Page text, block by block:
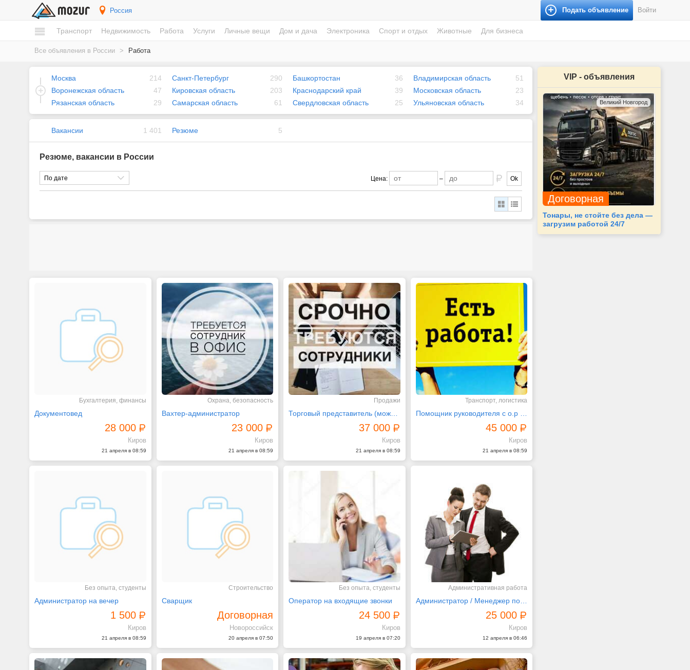
Россия Подать объявление Войти
Транспорт Недвижимость Работа Услуги Личные вещи Дом и дача Электроника Спорт и отдых Животные Для бизнеса
Все объявления в России > Работа
VIP - объявления
Великий Новгород
Договорная
Тонары, не стойте без дела —
загрузим работой 24/7
Москва 214 Санкт-Петербург 290 Башкортостан 36 Владимирская область
51
Воронежская область
47 Кировская область 203 Краснодарский край 39 Московская область
23
Рязанская область
29 Самарская область 61 Свердловская область 25 Ульяновская область 34
Вакансии 1 401 Резюме 5
Резюме, вакансии в России
По дате Цена: – Ok
Бухгалтерия, финансы
Документовед
28 000
Киров
21 апреля в 08:59
Охрана, безопасность
Вахтер-администратор
23 000
Киров
21 апреля в 08:59
Продажи
37 000
Киров
21 апреля в 08:59
Транспорт, логистика
45 000
Киров
21 апреля в 08:59
Без опыта, студенты
Администратор на вечер
1 500
Киров
21 апреля в 08:59
Строительство
Сварщик
Договорная
Новороссийск
20 апреля в 07:50
Без опыта, студенты
Оператор на входящие звонки
24 500
Киров
19 апреля в 07:20
Административная работа
Администратор / Менеджер по персоналу
25 000
Киров
12 апреля в 06:46